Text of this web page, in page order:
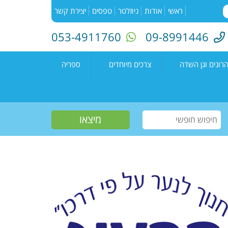
ראשי אודות ניוזלטר טפסים יצירת קשר
09-8991446
053-4911760
וגן השדה
קדימה צורן
צרכים מיוחדים
עמיתים
שווים צעירים
חוגים למיוחדים
ספריה
קטלוג הספריה
הזמנת ספרים
יוצרים מקומיים